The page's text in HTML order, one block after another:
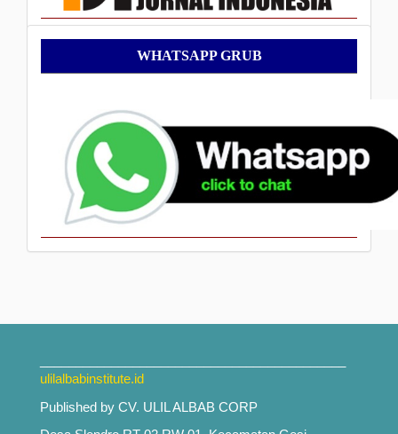
WhatsApp
Grub
WHATSAPP GRUB
ulilalbabinstitute.id
Published by CV. ULIL ALBAB CORP